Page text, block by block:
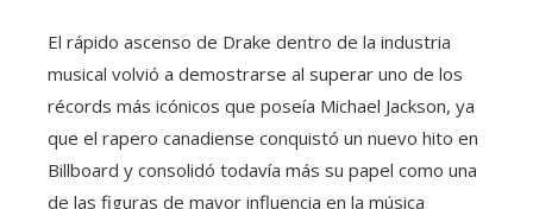
El rápido ascenso de Drake dentro de la industria
musical volvió a demostrarse al superar uno de los
récords más icónicos que poseía Michael Jackson, ya
que el rapero canadiense conquistó un nuevo hito en
Billboard y consolidó todavía más su papel como una
de las figuras de mayor influencia en la música